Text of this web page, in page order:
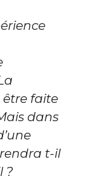
faite
dans
t-il
?